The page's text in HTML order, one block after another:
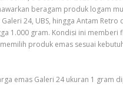
beragam produk logam
24, UBS, hingga Antam Retro
1.000 gram. Kondisi ini memberi
produk emas sesuai
emas Galeri 24 ukuran 1 gram